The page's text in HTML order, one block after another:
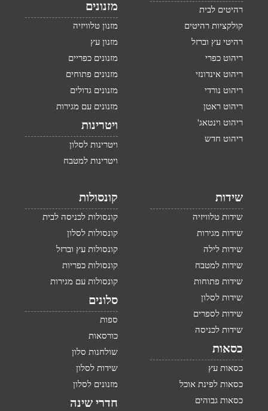
רהיטים לבית
קולקציות רהיטים
רהיטי עץ וברזל
ריהוט כפרי
ריהוט אינדונזי
ריהוט נורדי
ריהוט ראטן
ריהוט וינטאג'
ריהוט חדש
מזנונים
מזנון טלוויזיה
מזנון עץ
מזנונים כפריים
מזנונים פתוחים
מזנונים גדולים
מזנונים עם מגירות
ויטרינות
ויטרינות לסלון
ויטרינות למטבח
שידות
שידות טלוויזיה
שידות מגירות
שידות לילה
שידות למטבח
שידות פתוחות
שידות לסלון
שידות לספרים
שידות לכניסה
כסאות
כסאות עץ
כסאות לפינת אוכל
כסאות גבוהים
קונסולות
קונסולות לכניסה לבית
קונסולות לסלון
קונסולות עץ וברזל
קונסולות כפריות
קונסולות עם מגירות
סלונים
ספות
כורסאות
שולחנות סלון
שידות לסלון
מזנונים לסלון
חדרי שינה